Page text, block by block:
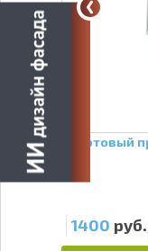
Стартовый
1400